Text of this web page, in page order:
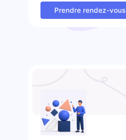
Prendre rendez-vous